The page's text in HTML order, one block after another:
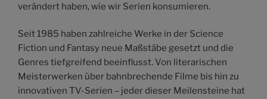
verändert haben, wie wir Serien konsumieren.
Seit 1985 haben zahlreiche Werke in der Science
Fiction und Fantasy neue Maßstäbe gesetzt und die
Genres tiefgreifend beeinflusst. Von literarischen
Meisterwerken über bahnbrechende Filme bis hin zu
innovativen TV-Serien – jeder dieser Meilensteine hat